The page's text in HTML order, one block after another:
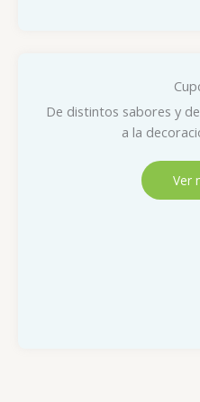
De distintos sabores y
a la
Ver